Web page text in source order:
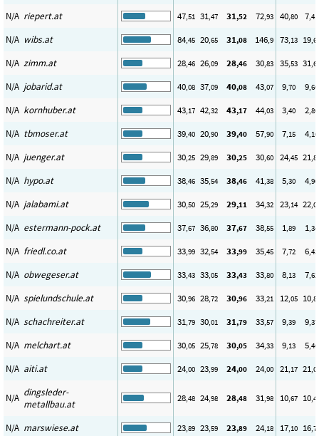
N/A riepert.at 47,51 31,47 31,52 72,93 40,80 7,41
N/A wibs.at 84,45 20,65 31,08 146,9 73,13 19
N/A zimm.at 28,46 26,09 28,46 30,83 35,53 31
N/A jobarid.at 40,08 37,09 40,08 43,07 9,70 9,66
N/A kornhuber.at 43,17 42,32 43,17 44,03 3,40 2,80
N/A tbmoser.at 39,40 20,90 39,40 57,90 7,15 4,16
N/A juenger.at 30,25 29,89 30,25 30,60 24,45 21
N/A hypo.at 38,46 35,54 38,46 41,38 5,30 4,90
N/A jalabami.at 30,50 25,29 29,11 34,32 23,14 22
N/A estermann-pock.at 37,67 36,80 37,67 38,55 1,89 1,34
N/A friedl.co.at 33,99 32,54 33,99 35,45 7,72 6,43
N/A obwegeser.at 33,43 33,05 33,43 33,80 8,13 7,62
N/A spielundschule.at 30,96 28,72 30,96 33,21 12,05 10
N/A schachreiter.at 31,79 30,01 31,79 33,57 9,39 9,37
N/A melchart.at 30,05 25,78 30,05 34,33 9,13 5,46
N/A aiti.at 24,00 23,99 24,00 24,00 21,17 21
N/A dingsleder-
metallbau.at
28,48 24,98 28,48 31,98 10,67 10
N/A marswiese.at 23,89 23,59 23,89 24,18 17,10 16